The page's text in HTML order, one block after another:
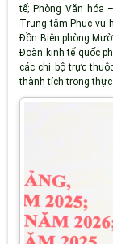
tế; Phòng Văn hóa
Trung tâm Phục vụ
Đồn Biên phòng
Đoàn kinh tế quốc
các chi bộ trực
thành tích trong